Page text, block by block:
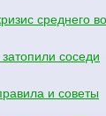
среднего
соседи
и советы